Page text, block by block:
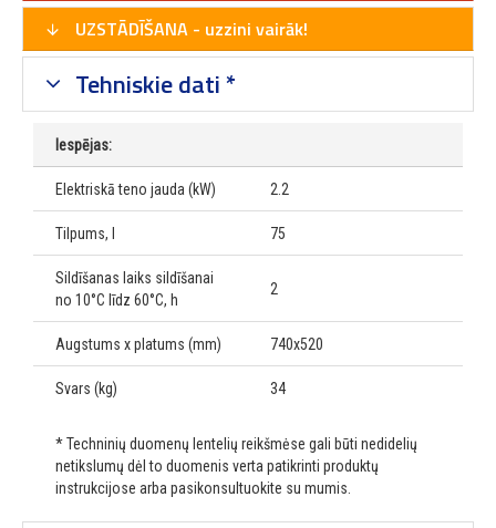
UZSTĀDĪŠANA - uzzini vairāk!
Tehniskie dati *
Iespējas:
Elektriskā teno jauda (kW) 2.2
Tilpums, l 75
Sildīšanas laiks sildīšanai
no 10°C līdz 60°C, h
2
Augstums x platums (mm) 740x520
Svars (kg) 34
* Techninių duomenų lentelių reikšmėse gali būti nedidelių
netikslumų dėl to duomenis verta patikrinti produktų
instrukcijose arba pasikonsultuokite su mumis.